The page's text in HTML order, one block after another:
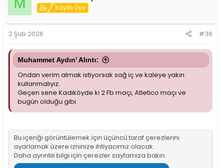
Kayıtlı Üye
2 Şub 2026 #36
Muhammet Aydın' Alıntı:
Ondan verim almak istiyorsak sağ iç ve kaleye yakın
kullanmalıyız.
Geçen sene Kadıköyde ki 2 Fb maçı, Atletico maçı ve
bugün olduğu gibi.
Bu içeriği görüntülemek için üçüncü taraf çerezlerini
ayarlamak üzere izninize ihtiyacımız olacak.
Daha ayrıntılı bilgi için çerezler sayfamıza bakın.